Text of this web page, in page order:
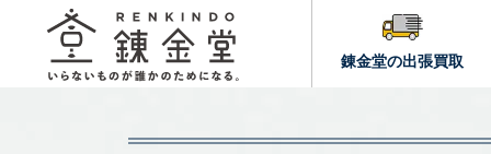
錬金堂の出張買取